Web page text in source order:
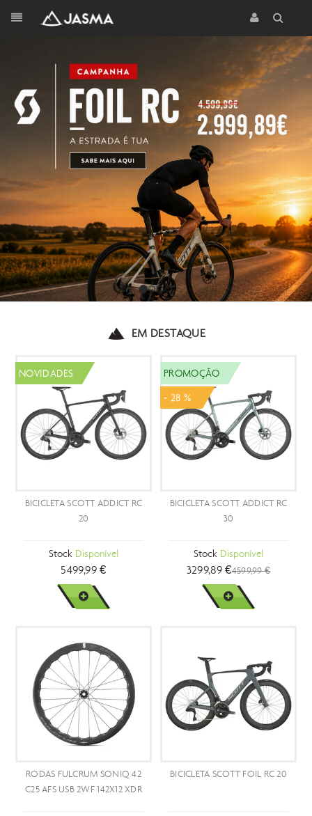
EM DESTAQUE
PROMOÇÃO
BICICLETA SCOTT ADDICT RC
30
Stock Disponível
3299,89 €4599,99 €
VER MAIS
BICICLETA SCOTT FOIL RC 20
NOVIDADES
CAPACETE SCOTT CENTRIC
PLUS
Stock Disponível
199,99 €
VER MAIS
BICICLETA SCOTT ADDICT RC